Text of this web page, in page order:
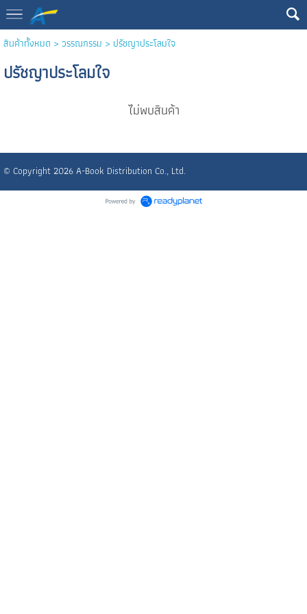
สินค้าทั้งหมด > วรรณกรรม > ปรัชญาประโลมใจ
ปรัชญาประโลมใจ
ไม่พบสินค้า
© Copyright 2026 A-Book Distribution Co., Ltd.